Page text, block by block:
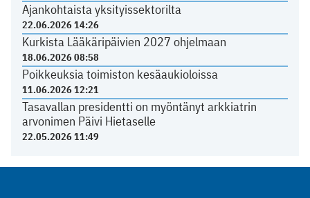
Ajankohtaista yksityissektorilta
22.06.2026 14:26
Kurkista Lääkäripäivien 2027 ohjelmaan
18.06.2026 08:58
Poikkeuksia toimiston kesäaukioloissa
11.06.2026 12:21
Tasavallan presidentti on myöntänyt arkkiatrin
arvonimen Päivi Hietaselle
22.05.2026 11:49